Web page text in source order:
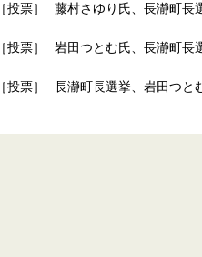
［投票］ 藤村さゆり氏、長瀞町
［投票］ 岩田つとむ氏、長瀞町
［投票］ 長瀞町長選挙、岩田つ